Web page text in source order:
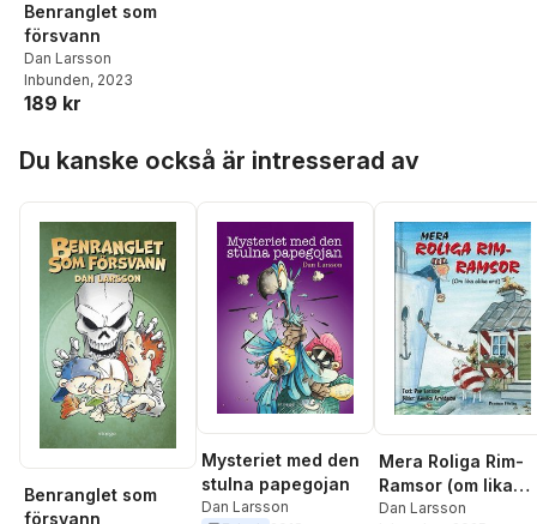
Benranglet som
försvann
Dan Larsson
Inbunden, 2023
189 kr
Du kanske också är intresserad av
Benranglet som
försvann
Mysteriet med den
stulna papegojan
Dan Larsson
Mera Roliga Rim-
Ramsor (om lika
olika ord)
Dan Larsson